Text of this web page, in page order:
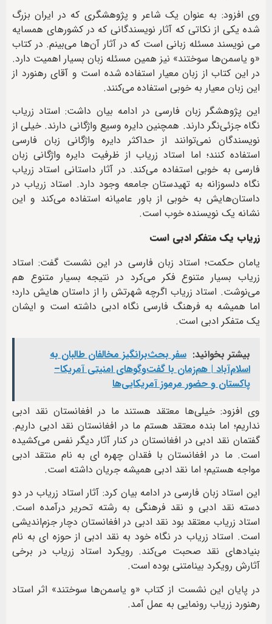
وی افزود: به عنوان یک شاعر و پژوهشگری که در ایران بزرگ
شده یکی از نکاتی که آثار نویسندگانی که در کشورهای همسایه
می نویسند مسئله زبانی است که در آثار آن‌ها می‌بینم. در کتاب
«و یاسمن‌ها سوختند» نیز همین مسئله زبان بسیار اهمیت دارد.
در این کتاب از زبان معیار استفاده شده است و آقای رهنورد از
این زبان معیار به خوبی استفاده می‌کنند.
این پژوهشگر زبان فارسی در ادامه بیان داشت: استاد زریاب
نگاه جزئی‌نگر دارند. همچنین دایره وسیع واژگانی دارند. خیلی از
نویسندگان نمی‌توانند از حداکثر دایره واژگانی زبان فارسی
استفاده کنند؛ اما استاد زریاب از ظرفیت دایره واژگانی زبان
فارسی به خوبی استفاده می‌کند. در آثار داستانی استاد زریاب
نگاه دلسوزانه به تهیدستان جامعه وجود دارد. استاد زریاب در
داستان‌هایش به خوبی از باور عامیانه استفاده می‌کند و این
نشانه یک نویسنده خوب است.
زریاب یک متفکر ادبی است
یامان حکمت؛ استاد زبان فارسی در این نشست گفت: استاد
زریاب بسیار متنوع فکر می‌کرد در نتیجه بسیار متنوع هم
می‌نوشت. استاد زریاب اگرچه شهرتش را از داستان هایش دارد؛
اما همیشه به فرهنگ فارسی نگاه ادبی داشته است و ایشان
یک متفکر ادبی است.
بیشتر بخوانید: سفر بحث‌برانگیز مخالفان طالبان به
اسلام‌آباد | هم‌زمان با گفت‌وگوهای امنیتی آمریکا–
پاکستان و حضور مرموز آمریکایی‌ها
وی افزود: خیلی‌ها معتقد هستند ما در افغانستان نقد ادبی
نداریم؛ اما بنده معتقد هستم ما در افغانستان نقد ادبی داریم.
گفتمان نقد ادبی در افغانستان در کنار آثار دیگر نفس می‌کشیده
است. ما در افغانستان با فقدان چهره ای به نام منتقد ادبی
مواجه هستیم؛ اما نقد ادبی همیشه جریان داشته است.
این استاد زبان فارسی در ادامه بیان کرد: آثار استاد زریاب در دو
دسته نقد ادبی و نقد فرهنگی به رشته تحریر درآمده است.
استاد زریاب معتقد بود نقد ادبی در افغانستان دچار جزم‌اندیشی
است. استاد زریاب در نگاه خود به نقد ادبی از حوزه ای به نام
بنیادهای نقد صحبت می‌کند. رویکرد استاد زریاب در برخی
آثارش رویکرد بینامتنی بوده است.
در پایان این نشست از کتاب «و یاسمن‌ها سوختند» اثر استاد
رهنورد زریاب رونمایی به عمل آمد.